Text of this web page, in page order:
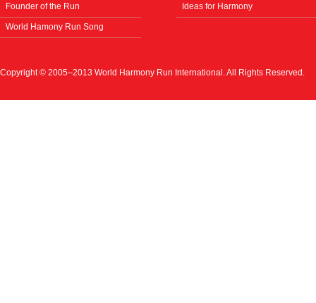
Founder of the Run
World Hamony Run Song
Ideas for Harmony
Copyright © 2005–2013 World Harmony Run International. All Rights Reserved.